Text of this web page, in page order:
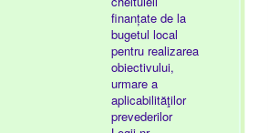
finanțate de la
bugetul local
pentru realizarea
obiectivului,
urmare a
aplicabilităţilor
prevederilor